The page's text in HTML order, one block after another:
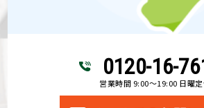
0120-16-
営業時間 9:00～19:00 日曜